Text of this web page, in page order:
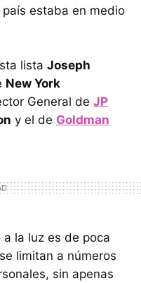
estaba en medio
lista Joseph
New York
General de JP
y el de Goldman
la luz es de poca
limitan a números
sin apenas